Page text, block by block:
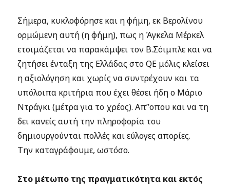
Σήμερα, κυκλοφόρησε και η φήμη, εκ Βερολίνου
ορμώμενη αυτή (η φήμη), πως η Άγκελα Μέρκελ
ετοιμάζεται να παρακάμψει τον Β.Σόιμπλε και να
ζητήσει ένταξη της Ελλάδας στο QE μόλις κλείσει
η αξιολόγηση και χωρίς να συντρέχουν και τα
υπόλοιπα κριτήρια που έχει θέσει ήδη ο Μάριο
Ντράγκι (μέτρα για το χρέος). Απ’’οπου και να τη
δει κανείς αυτή την πληροφορία του
δημιουργούνται πολλές και εύλογες απορίες.
Την καταγράφουμε, ωστόσο.
Στο μέτωπο της πραγματικότητα και εκτός